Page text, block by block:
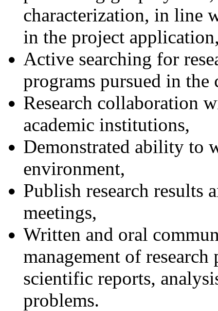
characterization, in line
in the project
Active searching for
programs pursued in the
Research collaboration
academic institutions,
Demonstrated ability to
environment,
Publish research results
meetings,
Written and oral
management of research
scientific reports,
problems.